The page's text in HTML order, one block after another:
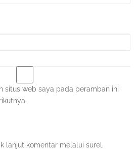
situs web saya pada peramban ini
lanjut komentar melalui surel.